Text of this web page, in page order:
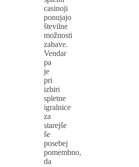
casinoji
ponujajo
številne
možnosti
zabave.
Vendar
pa
je
pri
izbiri
spletne
igralnice
za
starejše
še
posebej
pomembno,
da